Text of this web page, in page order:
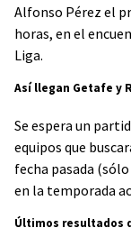
Alfonso Pérez el
horas, en el
Liga.
Así llegan Getafe y
Se espera un
equipos que
fecha pasada
en la temporada
Últimos resultados